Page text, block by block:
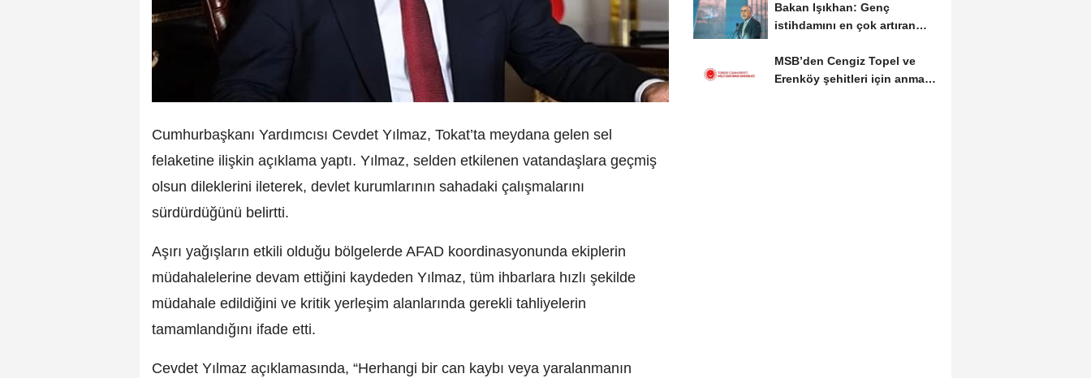
Cumhurbaşkanı Yardımcısı Cevdet Yılmaz, Tokat’ta meydana gelen sel
felaketine ilişkin açıklama yaptı. Yılmaz, selden etkilenen vatandaşlara geçmiş
olsun dileklerini ileterek, devlet kurumlarının sahadaki çalışmalarını
sürdürdüğünü belirtti.
Aşırı yağışların etkili olduğu bölgelerde AFAD koordinasyonunda ekiplerin
müdahalelerine devam ettiğini kaydeden Yılmaz, tüm ihbarlara hızlı şekilde
müdahale edildiğini ve kritik yerleşim alanlarında gerekli tahliyelerin
tamamlandığını ifade etti.
Cevdet Yılmaz açıklamasında, “Herhangi bir can kaybı veya yaralanmanın
Bakan Işıkhan: Genç
istihdamını en çok artıran
MSB’den Cengiz Topel ve
Erenköy şehitleri için anma